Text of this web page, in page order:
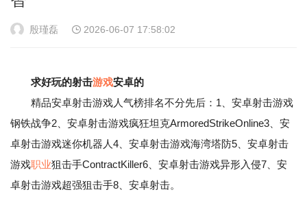
殷瑾磊 2026-06-07 17:58:02
求好玩的射击游戏安卓的
精品安卓射击游戏人气榜排名不分先后：1、安卓射击游戏
钢铁战争2、安卓射击游戏疯狂坦克ArmoredStrikeOnline3、安
卓射击游戏迷你机器人4、安卓射击游戏海湾塔防5、安卓射击
游戏职业狙击手ContractKiller6、安卓射击游戏异形入侵7、安
卓射击游戏超强狙击手8、安卓射击。